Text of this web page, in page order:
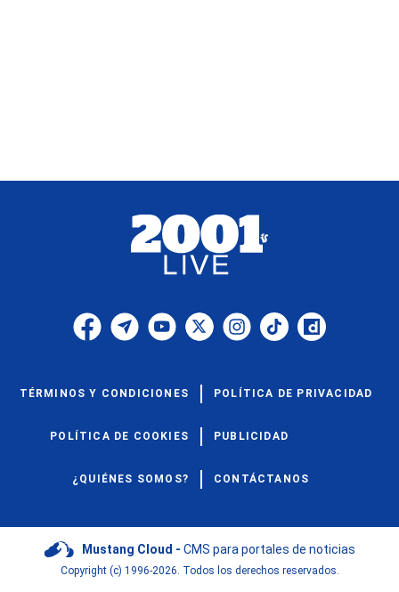
TÉRMINOS Y CONDICIONES POLÍTICA DE PRIVACIDAD
POLÍTICA DE COOKIES PUBLICIDAD
¿QUIÉNES SOMOS? CONTÁCTANOS
Mustang Cloud - CMS para portales de noticias
Copyright (c) 1996-2026. Todos los derechos reservados.